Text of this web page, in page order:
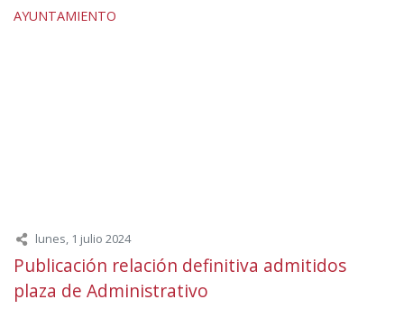
AYUNTAMIENTO
lunes, 1 julio 2024
Publicación relación definitiva admitidos
plaza de Administrativo